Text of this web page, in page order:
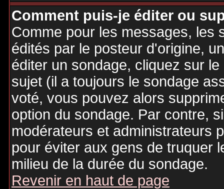
Comment puis-je éditer ou
Comme pour les messages, les
édités par le posteur d'origine,
éditer un sondage, cliquez sur
sujet (il a toujours le sondage
voté, vous pouvez alors
option du sondage. Par contre,
modérateurs et administrateurs
pour éviter aux gens de truquer
milieu de la durée du sondage.
Revenir en haut de page